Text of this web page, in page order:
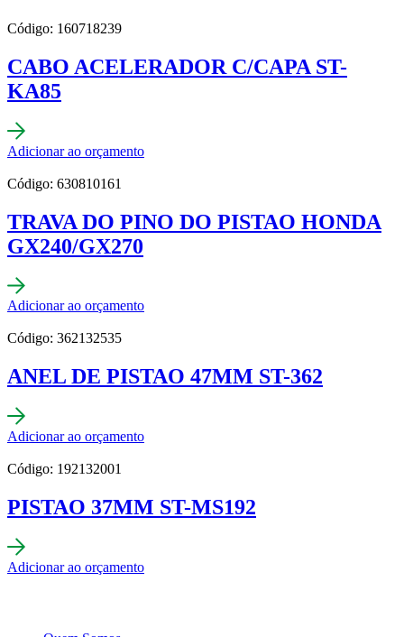
Código: 160718239
CABO ACELERADOR C/CAPA ST-
KA85
Adicionar ao orçamento
Código: 630810161
TRAVA DO PINO DO PISTAO HONDA
GX240/GX270
Adicionar ao orçamento
Código: 362132535
ANEL DE PISTAO 47MM ST-362
Adicionar ao orçamento
Código: 192132001
PISTAO 37MM ST-MS192
Adicionar ao orçamento